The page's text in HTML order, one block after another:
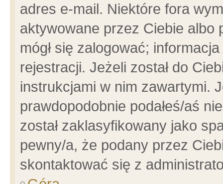
adres e-mail. Niektóre fora
aktywowane przez Ciebie albo
mógł się zalogować;
rejestracji. Jeżeli został do
instrukcjami w nim zawartymi.
prawdopodobnie podałeś/aś
został zaklasyfikowany jako
pewny/a, że podany przez
skontaktować się z